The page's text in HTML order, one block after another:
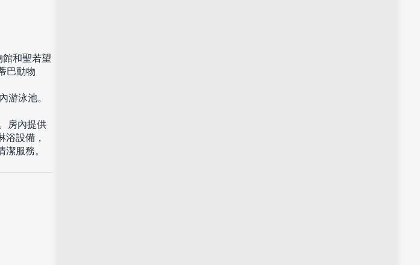
和聖若望
巴動物
游泳池。
房內提供
設備，
服務。